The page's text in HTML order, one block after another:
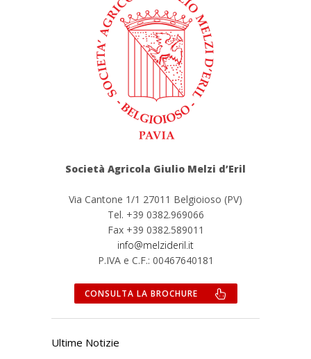
Società Agricola Giulio Melzi d’Eril
Via Cantone 1/1 27011 Belgioioso (PV)
Tel. +39 0382.969066
Fax +39 0382.589011
info@melzideril.it
P.IVA e C.F.: 00467640181
CONSULTA LA BROCHURE
Ultime Notizie